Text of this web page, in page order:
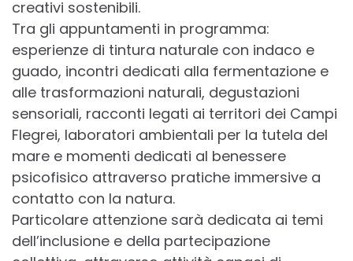
creativi sostenibili.
Tra gli appuntamenti in programma:
esperienze di tintura naturale con indaco e
guado, incontri dedicati alla fermentazione e
alle trasformazioni naturali, degustazioni
sensoriali, racconti legati ai territori dei Campi
Flegrei, laboratori ambientali per la tutela del
mare e momenti dedicati al benessere
psicofisico attraverso pratiche immersive a
contatto con la natura.
Particolare attenzione sarà dedicata ai temi
dell’inclusione e della partecipazione